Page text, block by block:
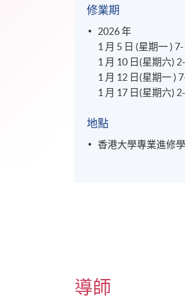
修業期
2026 年
1 月 5 日 (星期一 )
1 月 10 日(星期六)
1 月 12 日(星期一 )
1 月 17 日(星期六)
地點
香港大學專業進修
導師